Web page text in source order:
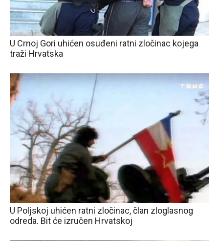
U Crnoj Gori uhićen osuđeni ratni zločinac kojega
traži Hrvatska
U Poljskoj uhićen ratni zločinac, član zloglasnog
odreda. Bit će izručen Hrvatskoj